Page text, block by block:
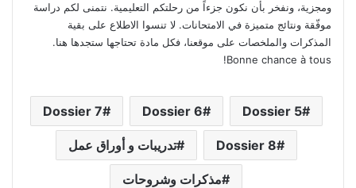
ومجزية، ونفخر بأن نكون جزءاً من رحلتكم التعليمية. نتمنى لكم دراسة
موفّقة ونتائج متميزة في الامتحانات. لا تنسوا الاطلاع على بقية
المذكرات والملخصات على موقعنا، فكل مادة تحتاجها ستجدها هنا.
Bonne chance à tous!
Dossier 5
Dossier 6
Dossier 7
Dossier 8 تدريبات و أوراق عمل
مذكرات وشروحات